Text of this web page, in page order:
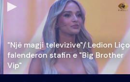
"Një magji televizive"/ Ledion Liço
falenderon stafin e "Big Brother
Vip"